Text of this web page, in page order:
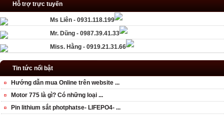
Hỗ trợ trực tuyến
Ms Liên - 0931.118.199
Mr. Dũng - 0987.39.41.33
Miss. Hằng - 0919.21.31.66
Tin tức nổi bật
Hướng dẫn mua Online trên website ...
Motor 775 là gì? Có những loại ...
Pin lithium sắt photphatse- LIFEPO4- ...